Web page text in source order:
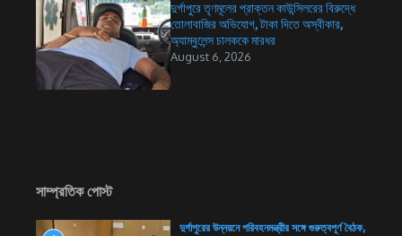
দুর্গাপুরে তৃণমূলের প্রাক্তন কাউন্সিলরের বিরুদ্ধে
তোলাবাজির অভিযোগ, টাকা দিতে অস্বীকার,
অ্যাম্বুলেন্স চালককে মারধর
August 6, 2026
সাম্প্রতিক পোস্ট
দুর্গাপুরের উন্নয়নে পরিবহনমন্ত্রীর সঙ্গে গুরুত্বপূর্ণ বৈঠক,